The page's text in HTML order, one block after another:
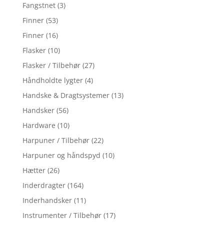
Fangstnet (3)
Finner (53)
Finner (16)
Flasker (10)
Flasker / Tilbehør (27)
Håndholdte lygter (4)
Handske & Dragtsystemer (13)
Handsker (56)
Hardware (10)
Harpuner / Tilbehør (22)
Harpuner og håndspyd (10)
Hætter (26)
Inderdragter (164)
Inderhandsker (11)
Instrumenter / Tilbehør (17)